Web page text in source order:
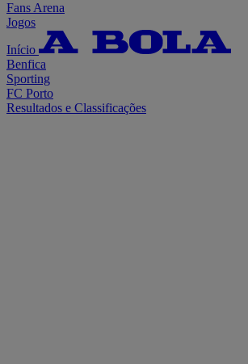
Fans Arena
Jogos
Início
Benfica
Sporting
FC Porto
Resultados e Classificações